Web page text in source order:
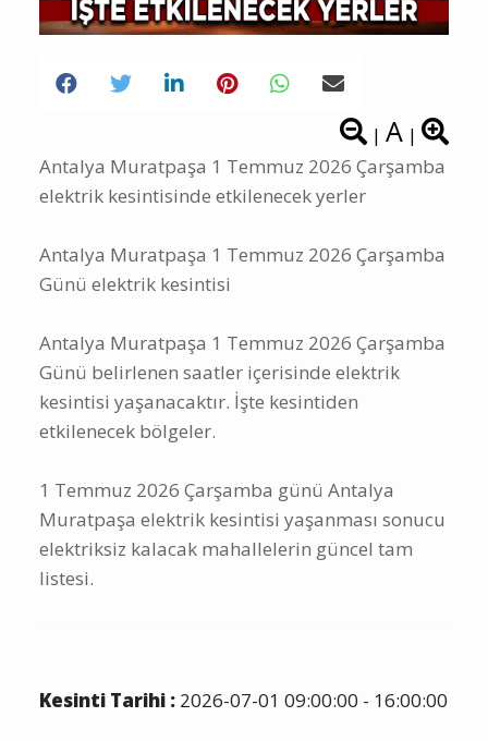
| A |
Antalya Muratpaşa 1 Temmuz 2026 Çarşamba
elektrik kesintisinde etkilenecek yerler
Antalya Muratpaşa 1 Temmuz 2026 Çarşamba
Günü elektrik kesintisi
Antalya Muratpaşa 1 Temmuz 2026 Çarşamba
Günü belirlenen saatler içerisinde elektrik
kesintisi yaşanacaktır. İşte kesintiden
etkilenecek bölgeler.
1 Temmuz 2026 Çarşamba günü Antalya
Muratpaşa elektrik kesintisi yaşanması sonucu
elektriksiz kalacak mahallelerin güncel tam
listesi.
Kesinti Tarihi : 2026-07-01 09:00:00 - 16:00:00